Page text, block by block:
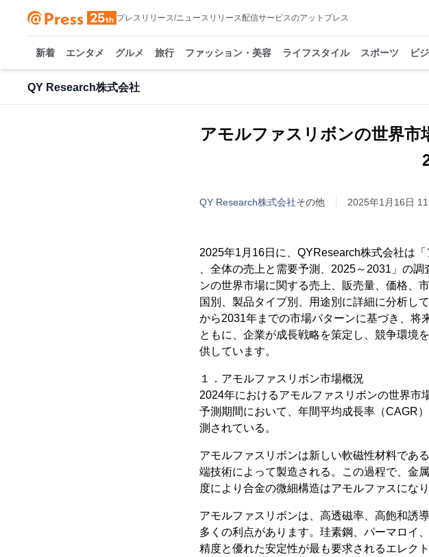
プレスリリース/ニュースリリース配信サービスのアットプレス
新着 エンタメ グルメ 旅行 ファッション・美容 ライフスタイル スポーツ ビ
QY Research株式会社
アモルファスリボンの世界市
QY Research株式会社その他 2025年1月16日
2025年1月16日に、QYResearch株式会社は
、全体の売上と需要予測、2025～2031」の
ンの世界市場に関する売上、販売量、価格、
国別、製品タイプ別、用途別に詳細に分析し
から2031年までの市場パターンに基づき、将
ともに、企業が成長戦略を策定し、競争環境
供しています。
１．アモルファスリボン市場概況
2024年におけるアモルファスリボンの世界
予測期間において、年間平均成長率（CAGR
測されている。
アモルファスリボンは新しい軟磁性材料であ
端技術によって製造される。この過程で、金
度により合金の微細構造はアモルファスになり
アモルファスリボンは、高透磁率、高飽和誘
多くの利点があります。珪素鋼、パーマロイ
精度と優れた安定性が最も要求されるエレク